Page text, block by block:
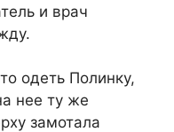
и врач
одеть Полинку,
нее ту же
замотала